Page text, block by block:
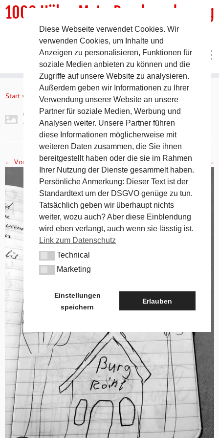
Inhalt
1000 HöhenMeterRundwanderweg
DER Rundwanderweg um Pommelsbrunn
Start » Gipfelbuch Ruine Lichtenstein » 2017-11-05 19.16.57
2017-11-05 19.16.57
← Vorheriges Nächstes →
Diese Webseite verwendet Cookies. Wir
verwenden Cookies, um Inhalte und
Anzeigen zu personalisieren, Funktionen für
soziale Medien anbieten zu können und die
Zugriffe auf unsere Website zu analysieren.
Außerdem geben wir Informationen zu Ihrer
Verwendung unserer Website an unsere
Partner für soziale Medien, Werbung und
Analysen weiter. Unsere Partner führen
diese Informationen möglicherweise mit
weiteren Daten zusammen, die Sie ihnen
bereitgestellt haben oder die sie im Rahmen
Ihrer Nutzung der Dienste gesammelt haben.
Persönliche Anmerkung: Dieser Text ist der
Standardtext um der DSGVO genüge zu tun.
Tatsächlich geben wir überhaupt nichts
weiter, wozu auch? Aber diese Einblendung
wird eben verlangt, auch wenn sie lässtig ist.
Link zum Datenschutz
TechnicalTechnical
MarketingMarketing
Einstellungen
speichern
Erlauben